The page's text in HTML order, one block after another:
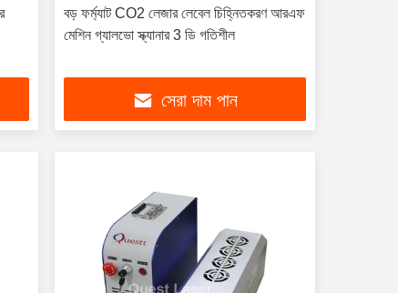
বড় ফর্ম্যাট CO2 লেজার লেবেল চিহ্নিতকরণ আরএফ
মেশিন গ্যালভো স্ক্যানার 3 ডি গতিশীল
সেরা দাম পান